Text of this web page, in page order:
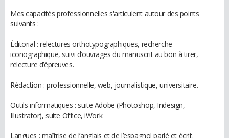
Mes capacités professionnelles s'articulent autour des points
suivants :
Éditorial : relectures orthotypographiques, recherche
iconographique, suivi d’ouvrages du manuscrit au bon à tirer,
relecture d’épreuves.
Rédaction : professionnelle, web, journalistique, universitaire.
Outils informatiques : suite Adobe (Photoshop, Indesign,
Illustrator), suite Office, iWork.
Langues : maîtrise de l’anglais et de l’espagnol parlé et écrit.